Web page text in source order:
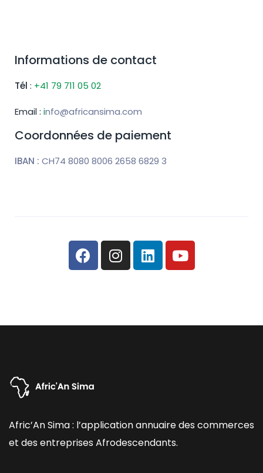
Informations de contact
Tél : +41 79 711 05 02
Email: info@africansima.com
Coordonnées de paiement
IBAN : CH74 8080 8006 2658 6829 3
Afric’An Sima : l’application annuaire des commerces
et des entreprises Afrodescendants.